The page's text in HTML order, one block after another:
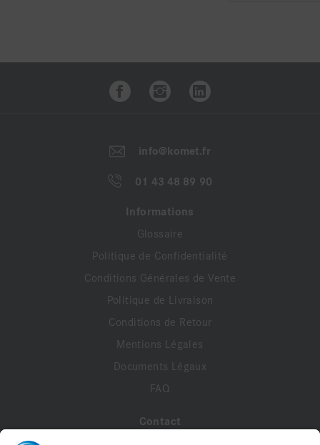
info@komet.fr
01 43 48 89 90
Informations
Glossaire
Politique de Confidentialité
Conditions Générales de Vente
Politique de Livraison
Conditions de Retour
Mentions Légales
Documents Légaux
FAQ
Contact